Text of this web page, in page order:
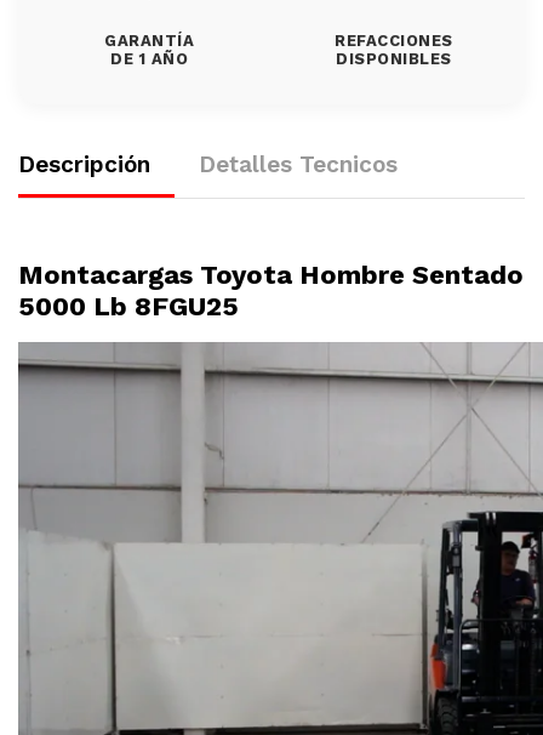
GARANTÍA
DE 1 AÑO
REFACCIONES
DISPONIBLES
Descripción Detalles Tecnicos
Montacargas Toyota Hombre Sentado
5000 Lb 8FGU25